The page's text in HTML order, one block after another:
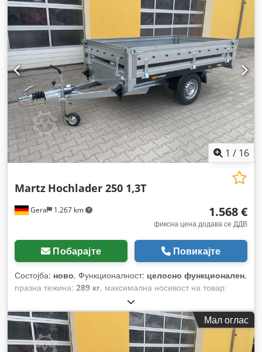
1 / 16
Gera 1.267 km
Martz Hochlader 250 1,3T
1.568 €
фиксна цена додава се ДДВ
Побарајте Повикајте
Состојба: ново, Функционалност: целосно функционален,
празна тежина: 289 кг, максимална носивост на товар:
1.300 кг
1 оска, должина на товарниот простор:2.545 мм, ширина
на товарниот простор:
1.510 мм, висина на просторот за
товарење:
400 мм , Година на изградба:2026,
Мал оглас